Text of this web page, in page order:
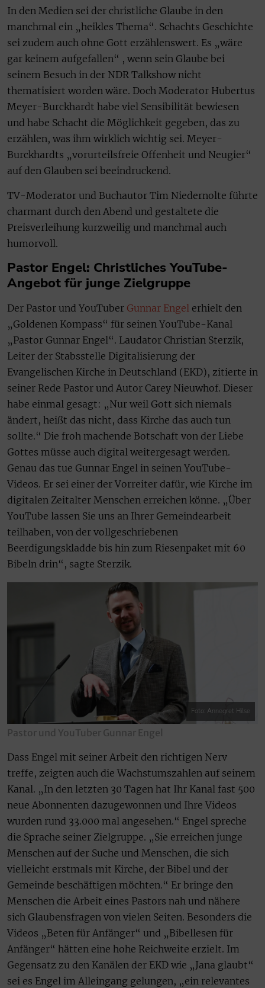
In den Medien sei der christliche Glaube in den
manchmal ein „heikles Thema“. Schachts Geschichte
sei zudem auch ohne Gott erzählenswert. Es „wäre
gar keinem aufgefallen“ , wenn sein Glaube bei
seinem Besuch in der NDR Talkshow nicht
thematisiert worden wäre. Doch Moderator Hubertus
Meyer-Burckhardt habe viel Sensibilität bewiesen
und habe Schacht die Möglichkeit gegeben, das zu
erzählen, was ihm wirklich wichtig sei. Meyer-
Burckhardts „vorurteilsfreie Offenheit und Neugier“
auf den Glauben sei beeindruckend.
TV-Moderator und Buchautor Tim Niedernolte führte
charmant durch den Abend und gestaltete die
Preisverleihung kurzweilig und manchmal auch
humorvoll.
Pastor Engel: Christliches YouTube-
Angebot für junge Zielgruppe
Der Pastor und YouTuber Gunnar Engel erhielt den
„Goldenen Kompass“ für seinen YouTube-Kanal
„Pastor Gunnar Engel“. Laudator Christian Sterzik,
Leiter der Stabsstelle Digitalisierung der
Evangelischen Kirche in Deutschland (EKD), zitierte in
seiner Rede Pastor und Autor Carey Nieuwhof. Dieser
habe einmal gesagt: „Nur weil Gott sich niemals
ändert, heißt das nicht, dass Kirche das auch tun
sollte.“ Die froh machende Botschaft von der Liebe
Gottes müsse auch digital weitergesagt werden.
Genau das tue Gunnar Engel in seinen YouTube-
Videos. Er sei einer der Vorreiter dafür, wie Kirche im
digitalen Zeitalter Menschen erreichen könne. „Über
YouTube lassen Sie uns an Ihrer Gemeindearbeit
teilhaben, von der vollgeschriebenen
Beerdigungskladde bis hin zum Riesenpaket mit 60
Bibeln drin“, sagte Sterzik.
Foto: Annegret Hilse
Pastor und YouTuber Gunnar Engel
Dass Engel mit seiner Arbeit den richtigen Nerv
treffe, zeigten auch die Wachstumszahlen auf seinem
Kanal. „In den letzten 30 Tagen hat Ihr Kanal fast 500
neue Abonnenten dazugewonnen und Ihre Videos
wurden rund 33.000 mal angesehen.“ Engel spreche
die Sprache seiner Zielgruppe. „Sie erreichen junge
Menschen auf der Suche und Menschen, die sich
vielleicht erstmals mit Kirche, der Bibel und der
Gemeinde beschäftigen möchten.“ Er bringe den
Menschen die Arbeit eines Pastors nah und nähere
sich Glaubensfragen von vielen Seiten. Besonders die
Videos „Beten für Anfänger“ und „Bibellesen für
Anfänger“ hätten eine hohe Reichweite erzielt. Im
Gegensatz zu den Kanälen der EKD wie „Jana glaubt“
sei es Engel im Alleingang gelungen, „ein relevantes